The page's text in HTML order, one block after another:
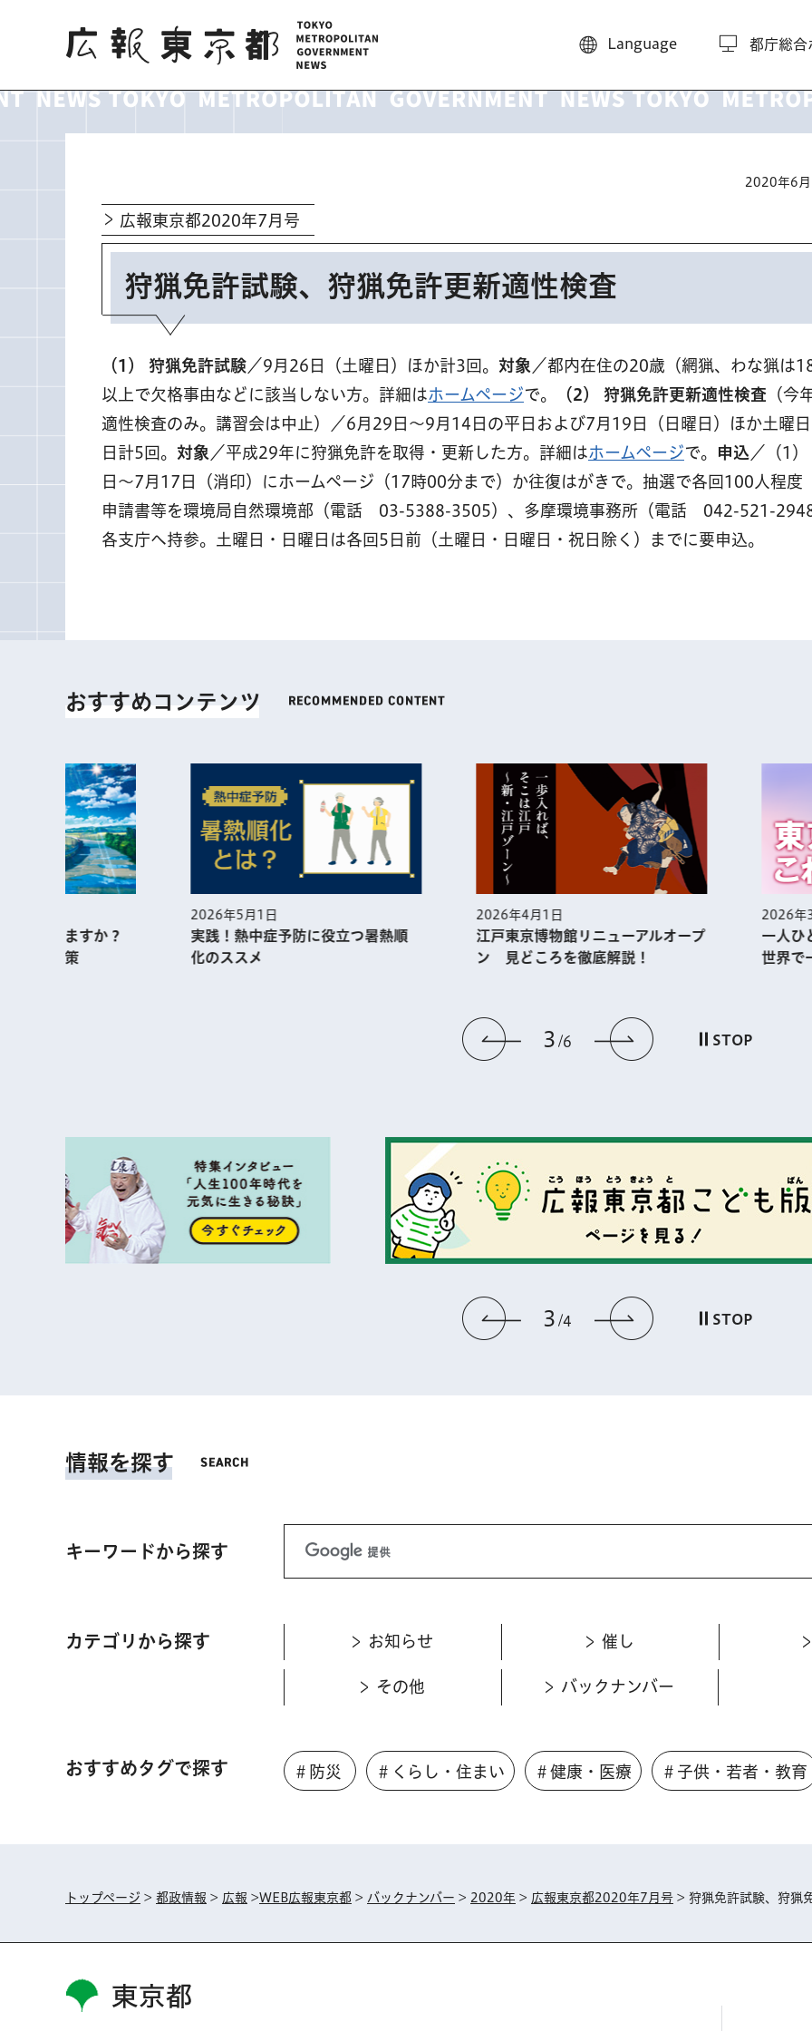
広報東京都
Language 都庁総合
2020年6
広報東京都2020年7月号
狩猟免許試験、狩猟免許更新適性検査
（1） 狩猟免許試験 ／9月26日（土曜日）ほか計3回。 対象 ／都内在住の20歳（網猟、わな猟は
以上で欠格事由などに該当しない方。詳細はホームページで。 （2） 狩猟免許更新適性検査 （今
適性検査のみ。講習会は中止）／6月29日～9月14日の平日および7月19日（日曜日）ほか土曜
日計5回。 対象 ／平成29年に狩猟免許を取得・更新した方。詳細はホームページで。 申込 ／（1
日～7月17日（消印）にホームページ（17時00分まで）か往復はがきで。抽選で各回100人程度
申請書等を環境局自然環境部（電話 03-5388-3505）、多摩環境事務所（電話 042-521-
各支庁へ持参。土曜日・日曜日は各回5日前（土曜日・日曜日・祝日除く）までに要申込。
おすすめコンテンツ
前のスライドを表示
3 6 次のスライド
STOP
実践！熱中症予防に役⽴つ暑熱順
化のススメ
江戸東京博物館リニューアルオープ
ン 見どころを徹底解説！
一人ひとりが幸せを実
世界で一番の都市・東京へ
前のスライドを表示
3 4 次のスライド
STOP
情報を探す
キーワードから探す
カテゴリから探す お知らせ 催し
その他 バックナンバー
おすすめタグで探す ＃防災 ＃くらし・住まい ＃健康・医療 ＃子供・若者・教育
トップページ > 都政情報 > 広報 >WEB広報東京都 > バックナンバー > 2020年 > 広報東京都2020年7月号 > 狩猟免許試験、狩猟
東京都